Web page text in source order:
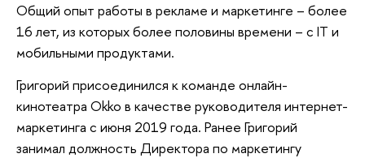
Общий опыт работы в рекламе и маркетинге – более
16 лет, из которых более половины времени – с IT и
мобильными продуктами.
Григорий присоединился к команде онлайн-
кинотеатра Okko в качестве руководителя интернет-
маркетинга с июня 2019 года. Ранее Григорий
занимал должность Директора по маркетингу